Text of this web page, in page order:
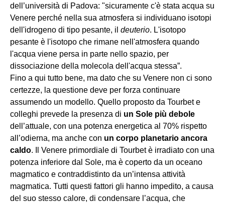
dell’università di Padova: "sicuramente c'è stata acqua su
Venere perché nella sua atmosfera si individuano isotopi
dell'idrogeno di tipo pesante, il deuterio. L'isotopo
pesante è l'isotopo che rimane nell'atmosfera quando
l'acqua viene persa in parte nello spazio, per
dissociazione della molecola dell'acqua stessa”.
Fino a qui tutto bene, ma dato che su Venere non ci sono
certezze, la questione deve per forza continuare
assumendo un modello. Quello proposto da Tourbet e
colleghi prevede la presenza di un Sole più debole
dell’attuale, con una potenza energetica al 70% rispetto
all’odierna, ma anche con un corpo planetario ancora
caldo. Il Venere primordiale di Tourbet è irradiato con una
potenza inferiore dal Sole, ma è coperto da un oceano
magmatico e contraddistinto da un’intensa attività
magmatica. Tutti questi fattori gli hanno impedito, a causa
del suo stesso calore, di condensare l’acqua, che